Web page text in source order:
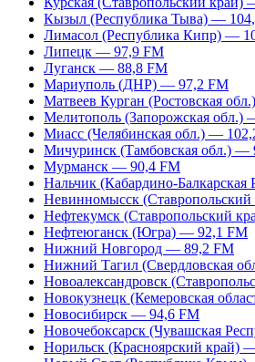
Кызыл (Республика Тыва) —
Лимасол (Республика Кипр) —
Липецк — 97,9 FM
Луганск — 88,8 FM
Мариуполь (ДНР) — 97,2 FM
Матвеев Курган (Ростовская
Мелитополь (Запорожская обл.)
Миасс (Челябинская обл.) —
Мичуринск (Тамбовская обл.) —
Мурманск — 90,4 FM
Нальчик (Кабардино-
Невинномысск
Нефтекумск (Ставропольский
Нефтеюганск (Югра) — 92,1 FM
Нижний Новгород — 89,2 FM
Нижний Тагил (Свердловская
Новоалександровск
Новокузнецк (Кемеровская
Новосибирск — 94,6 FM
Новочебоксарск (Чувашская
Норильск (Красноярский край)